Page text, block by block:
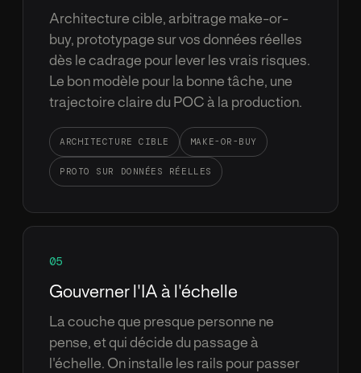
Architecture cible, arbitrage make-or-
buy, prototypage sur vos données réelles
dès le cadrage pour lever les vrais risques.
Le bon modèle pour la bonne tâche, une
trajectoire claire du POCà la production.
ARCHITECTURE CIBLE MAKE-OR-BUY
PROTO SUR DONN ÉES RÉ ELLES
05
Gouverner l'IAà l'échelle
La couche que presque personne ne
pense, et qui décide du passageà
l'échelle. On installe les rails pour passer